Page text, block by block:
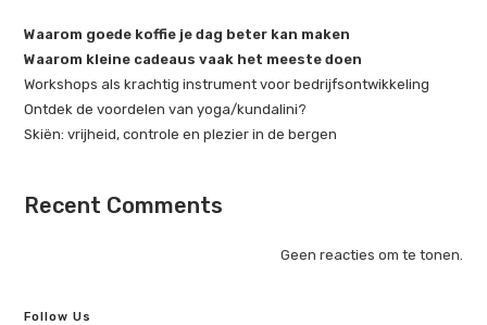
Waarom goede koffie je dag beter kan maken
Waarom kleine cadeaus vaak het meeste doen
Workshops als krachtig instrument voor bedrijfsontwikkeling
Ontdek de voordelen van yoga/kundalini?
Skiën: vrijheid, controle en plezier in de bergen
Recent Comments
Geen reacties om te tonen.
Follow Us